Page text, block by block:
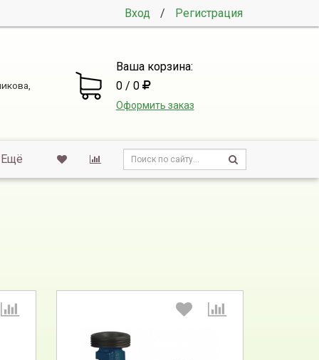
Вход / Регистрация
Ваша корзина:
0 / 0
Оформить заказ
Ещё